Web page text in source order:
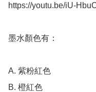
https://youtu.be/iU-
墨水顏色有：
A. 紫粉紅色
B. 橙紅色